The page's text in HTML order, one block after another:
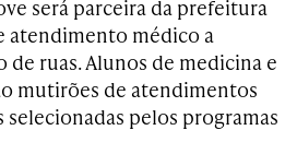
será parceira da prefeitura
atendimento médico a
de ruas. Alunos de medicina e
mutirões de atendimentos
selecionadas pelos programas